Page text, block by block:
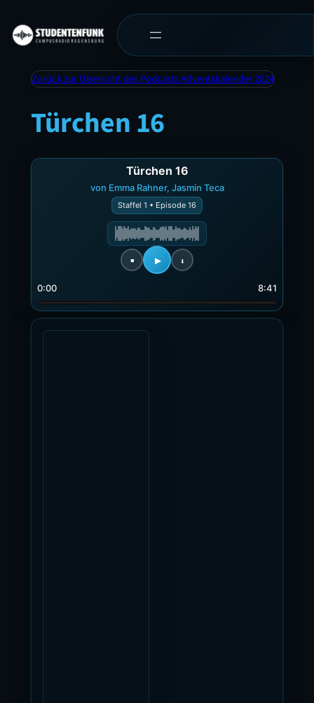
Zurück zur Übersicht des Podcasts Adventskalender 2024
Türchen 16
Türchen 16
von Emma Rahner, Jasmin Teca
Staffel 1 • Episode 16
0:00 8:41